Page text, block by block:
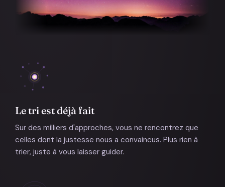
Le tri est déjà fait
Sur des milliers d'approches, vous ne rencontrez que
celles dont la justesse nous a convaincus. Plus rien à
trier, juste à vous laisser guider.